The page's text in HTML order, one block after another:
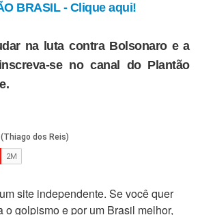
BRASIL - Clique aqui!
na luta contra Bolsonaro e a
se no canal do Plantão
site independente. Se você quer
o golpismo e por um Brasil melhor,